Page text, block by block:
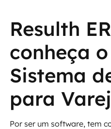
Resulth
conheça
Sistema
para
Por ser um software, tem